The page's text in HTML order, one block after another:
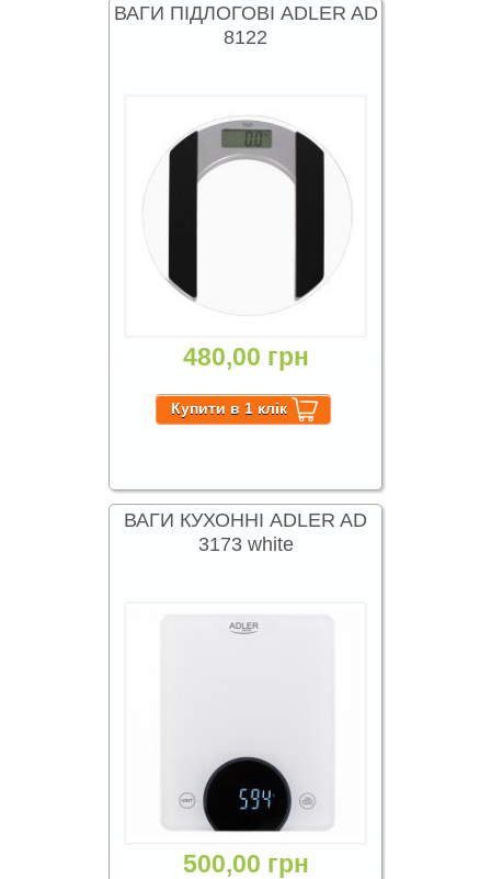
ВАГИ ПІДЛОГОВІ ADLER AD
8122
480,00 грн
ВАГИ КУХОННІ ADLER AD
3173 white
500,00 грн